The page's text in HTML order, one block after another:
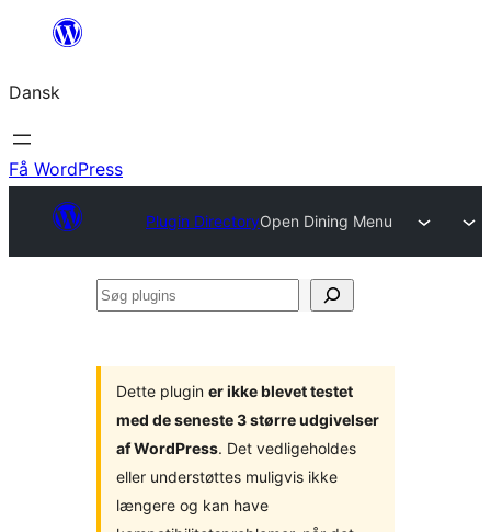
Spring
indhold
Dansk
Få WordPress
Plugin DirectoryOpen Dining Menu
Søg
Dette plugin er ikke blevet testet
med de seneste 3 større udgivelser
af WordPress. Det vedligeholdes
eller understøttes muligvis ikke
længere og kan have